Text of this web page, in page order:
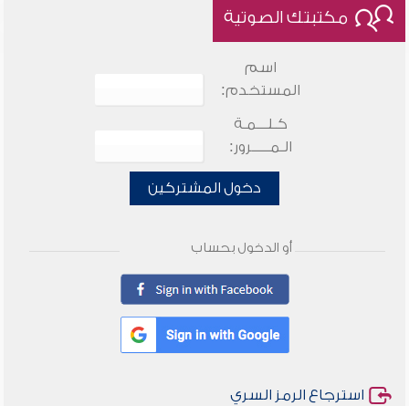
مكتبتك الصوتية
اسم
المستخدم:
كـلـــمـة
الـمـــــرور:
دخول المشتركين
أو الدخول بحساب
استرجاع الرمز السري